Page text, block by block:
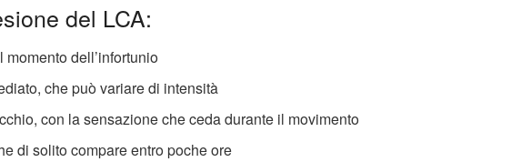
del LCA:
momento dell’infortunio
che può variare di intensità
con la sensazione che ceda durante il movimento
di solito compare entro poche ore